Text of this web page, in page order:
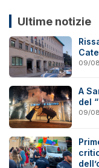
Ultime notizie
09/
A
del
09/